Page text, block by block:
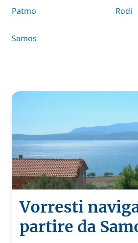
Patmo Rodi
Samos
Vorresti
partire da